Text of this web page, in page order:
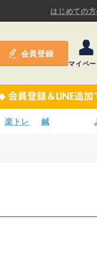
はじめての
会員登録
マイペ
AS
楽トレ 鍼
機
テ
施
【